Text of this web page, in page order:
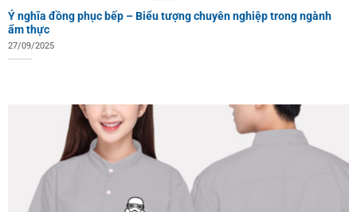
Ý nghĩa đồng phục bếp – Biểu tượng chuyên nghiệp trong ngành
ẩm thực
27/09/2025